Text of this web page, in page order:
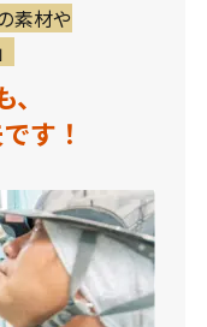
素材や
す！